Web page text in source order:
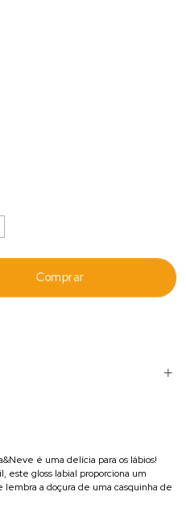
é uma delícia para os lábios!
este gloss labial proporciona um
a doçura de uma casquinha de